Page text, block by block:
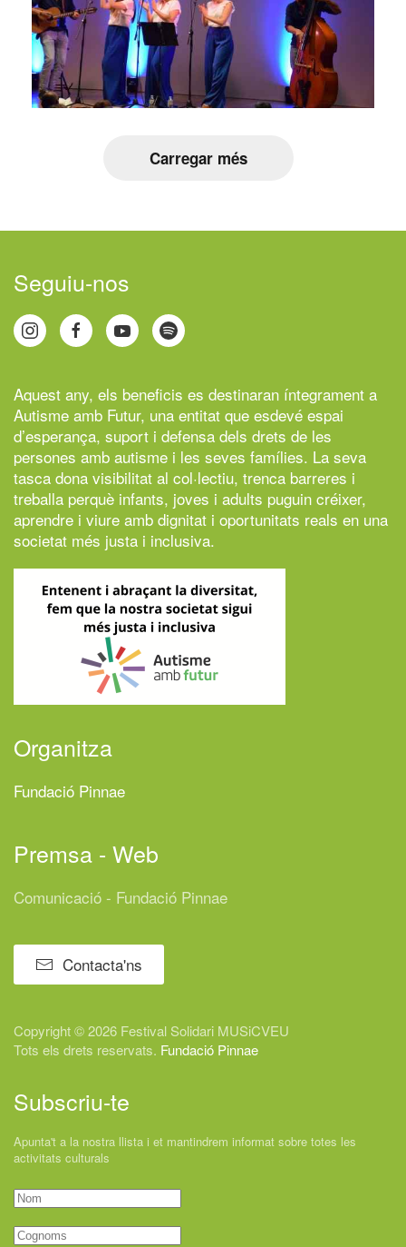
Carregar més
Seguiu-nos
Aquest any, els beneficis es destinaran íntegrament a
Autisme amb Futur, una entitat que esdevé espai
d’esperança, suport i defensa dels drets de les
persones amb autisme i les seves famílies. La seva
tasca dona visibilitat al col·lectiu, trenca barreres i
treballa perquè infants, joves i adults puguin créixer,
aprendre i viure amb dignitat i oportunitats reals en una
societat més justa i inclusiva.
Organitza
Fundació Pinnae
Premsa - Web
Comunicació - Fundació Pinnae
Contacta'ns
Copyright © 2026 Festival Solidari MUSiCVEU
Tots els drets reservats. Fundació Pinnae
Subscriu-te
Apunta't a la nostra llista i et mantindrem informat sobre totes les
activitats culturals